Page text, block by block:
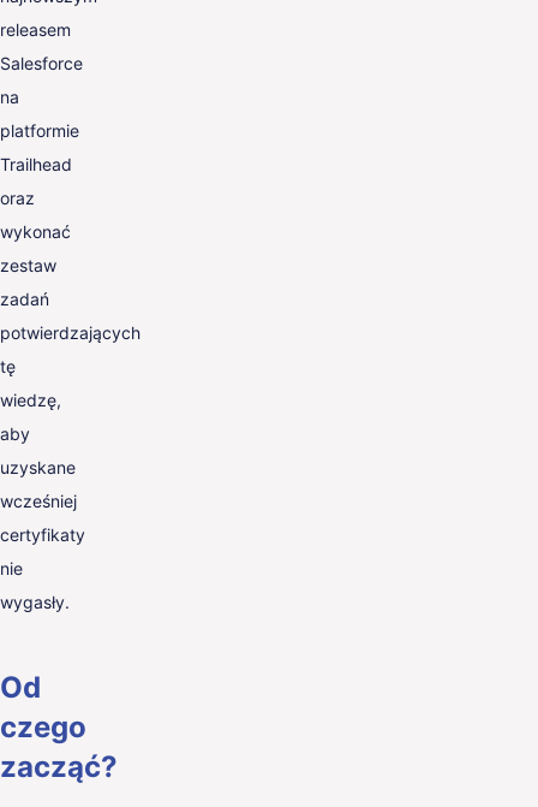
releasem
Salesforce
na
platformie
Trailhead
oraz
wykonać
zestaw
zadań
potwierdzających
tę
wiedzę,
aby
uzyskane
wcześniej
certyfikaty
nie
wygasły.
Od
czego
zacząć?